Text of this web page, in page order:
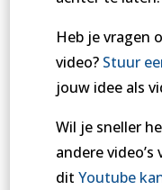
Heb je vragen
video? Stuur
jouw idee als
Wil je sneller
andere video’s
dit Youtube